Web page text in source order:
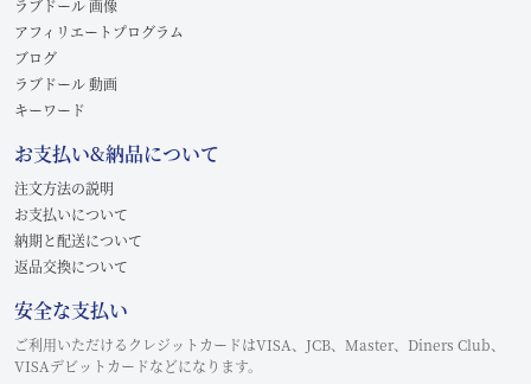
ラブドール 画像
アフィリエートプログラム
ブログ
ラブドール 動画
キーワード
お支払い&納品について
注文方法の説明
お支払いについて
納期と配送について
返品交換について
安全な支払い
ご利用いただけるクレジットカードはVISA、JCB、Master、Diners Club、
VISAデビットカードなどになります。